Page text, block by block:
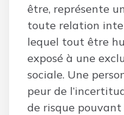
être, représente
toute relation
lequel tout être
exposé à une
sociale. Une
peur de
de risque